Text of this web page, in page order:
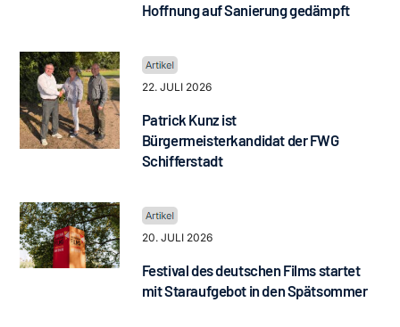
Hoffnung auf Sanierung gedämpft
22. JULI 2026
Patrick Kunz ist
Bürgermeisterkandidat der FWG
Schifferstadt
20. JULI 2026
Festival des deutschen Films startet
mit Staraufgebot in den Spätsommer